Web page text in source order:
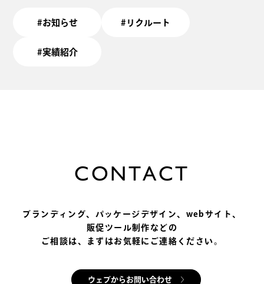
へ、そして日常から、ゆっくりと世界へ広がってい
#お知らせ #リクルート
#実績紹介
CONTACT
ブランディング、パッケージデザイン、 webサイト、
販促ツール制作などの
ご相談は、まずはお気軽にご連絡ください。
ウェブからお問い合わせ